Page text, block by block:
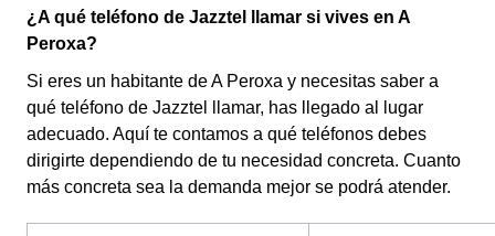
¿A qué teléfono de Jazztel llamar si vives en A
Peroxa?
Si eres un habitante de A Peroxa y necesitas saber a
qué teléfono de Jazztel llamar, has llegado al lugar
adecuado. Aquí te contamos a qué teléfonos debes
dirigirte dependiendo de tu necesidad concreta. Cuanto
más concreta sea la demanda mejor se podrá atender.